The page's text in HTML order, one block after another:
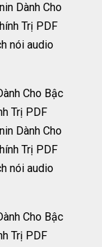
Dành Cho
Trị PDF
nói audio
Dành Cho
Trị PDF
nói audio